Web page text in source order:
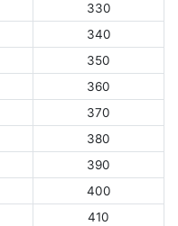
330
340
350
360
370
380
390
400
410